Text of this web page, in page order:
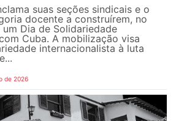
suas seções sindicais e o
docente a construírem, no
Dia de Solidariedade
Cuba. A mobilização visa
internacionalista à luta
de 2026